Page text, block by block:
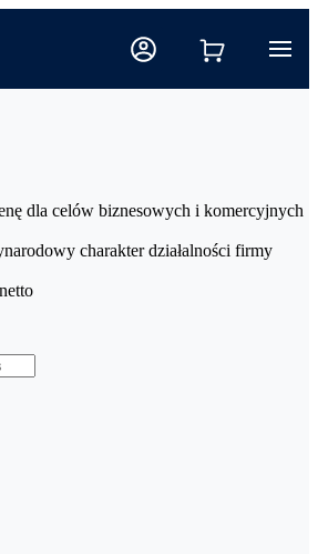
dla celów biznesowych i komercyjnych
charakter działalności firmy
netto